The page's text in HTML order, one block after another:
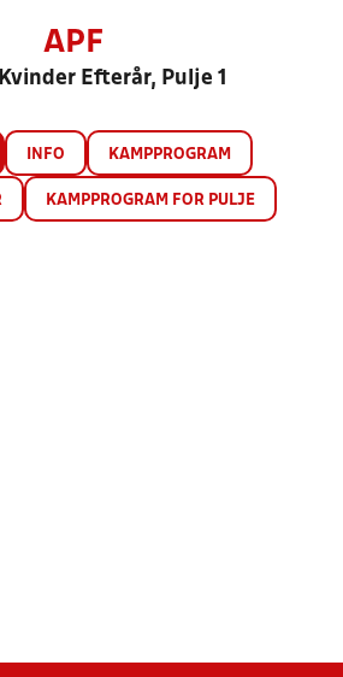
APF
Efterår, Pulje 1
INFO KAMPPROGRAM
KAMPPROGRAM FOR PULJE